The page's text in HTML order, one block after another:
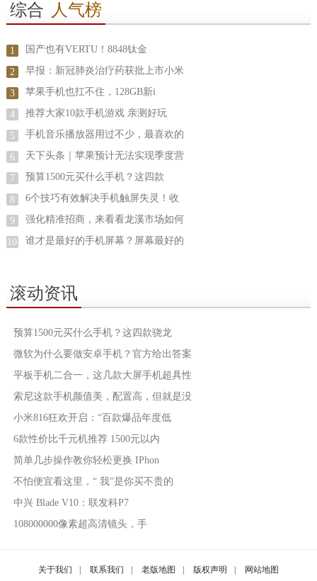
综合 人气榜
1 国产也有VERTU！8848钛金
2 早报：新冠肺炎治疗药获批上市小米
3 苹果手机也扛不住，128GB新i
4 推荐大家10款手机游戏 亲测好玩
5 手机音乐播放器用过不少，最喜欢的
6 天下头条｜苹果预计无法实现季度营
7 预算1500元买什么手机？这四款
8 6个技巧有效解决手机触屏失灵！收
9 强化精准招商，来看看龙溪市场如何
10 谁才是最好的手机屏幕？屏幕最好的
滚动资讯
预算1500元买什么手机？这四款骁龙
微软为什么要做安卓手机？官方给出答案
平板手机二合一，这几款大屏手机超具性
索尼这款手机颜值美，配置高，但就是没
小米816狂欢开启：“百款爆品年度低
6款性价比千元机推荐 1500元以内
简单几步操作教你轻松更换 IPhon
不怕便宜看这里，“ 我”是你买不贵的
中兴 Blade V10：联发科P7
108000000像素超高清镜头，手
关于我们 联系我们 老版地图 版权声明 网站地图